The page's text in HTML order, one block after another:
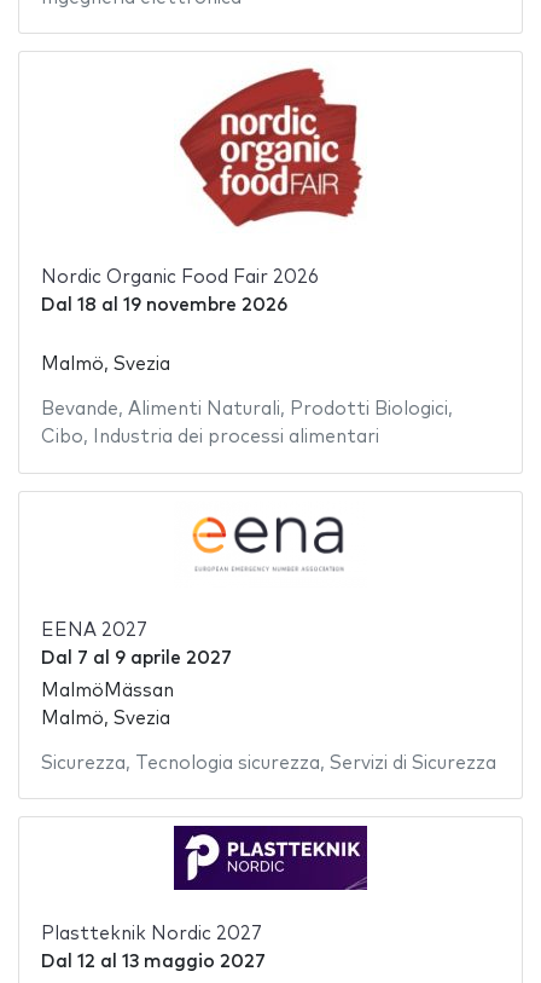
Nordic Organic Food Fair 2026
Dal 18 al 19 novembre 2026
Malmö, Svezia
Bevande, Alimenti Naturali, Prodotti Biologici,
Cibo, Industria dei processi alimentari
EENA 2027
Dal 7 al 9 aprile 2027
MalmöMässan
Malmö, Svezia
Sicurezza, Tecnologia sicurezza, Servizi di Sicurezza
Plastteknik Nordic 2027
Dal 12 al 13 maggio 2027